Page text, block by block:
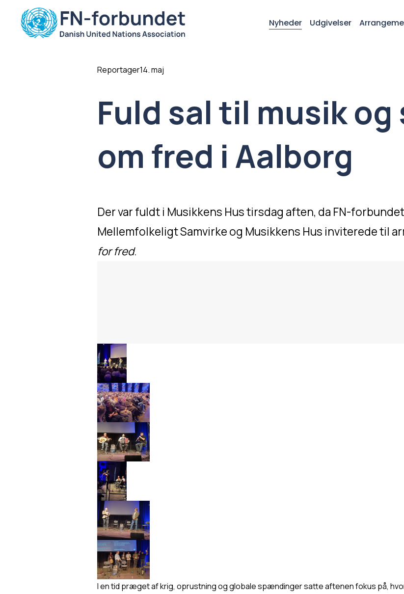
Nyheder Udgivelser
Fuld sal til musik
om fred i Aalborg
Reportager14. maj
Der var fuldt i Musikkens Hus tirsdag aften, da FN-
Mellemfolkeligt Samvirke og Musikkens Hus inviterede til
for fred.
I en tid præget af krig, oprustning og globale spændinger satte aftenen fokus på,